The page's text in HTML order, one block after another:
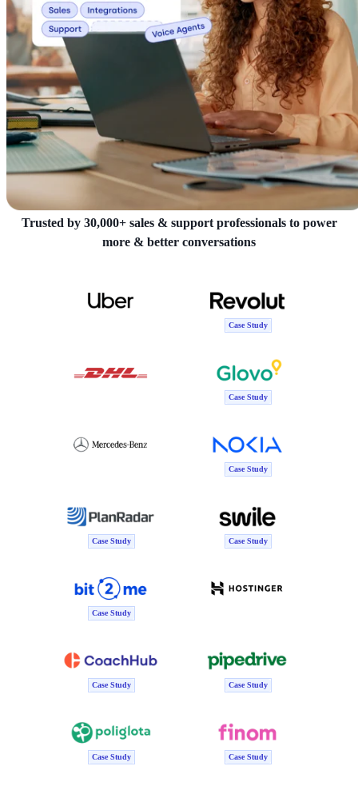
Trusted by 30,000+ sales & support professionals to power
more & better conversations
Case Study
Case Study
Case Study
Case Study Case Study
Case Study
Case Study Case Study
Case Study Case Study